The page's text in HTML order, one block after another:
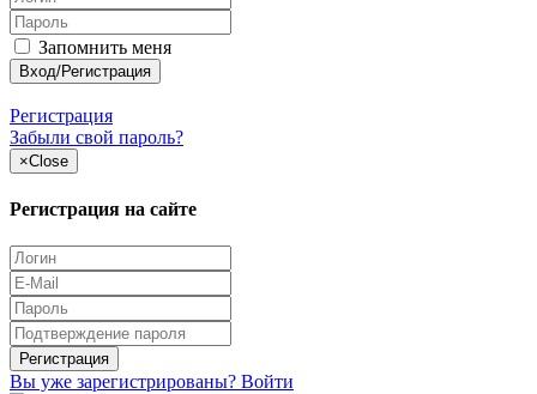
Запомнить меня
Регистрация
Забыли свой пароль?
×Close
Регистрация на сайте
Вы уже зарегистрированы? Войти